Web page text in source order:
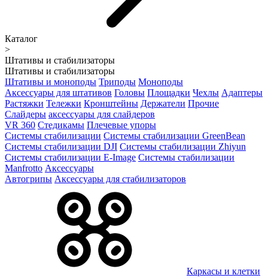
Каталог
>
Штативы и стабилизаторы
Штативы и стабилизаторы
Штативы и моноподы Триподы Моноподы
Аксессуары для штативов Головы Площадки Чехлы Адаптеры
Растяжки Тележки Кронштейны Держатели Прочие
Слайдеры аксессуары для слайдеров
VR 360 Стедикамы Плечевые упоры
Системы стабилизации Системы стабилизации GreenBean
Системы стабилизации DJI Системы стабилизации Zhiyun
Системы стабилизации E-Image Системы стабилизации
Manfrotto Аксессуары
Автогрипы Аксессуары для стабилизаторов
Каркасы и клетки